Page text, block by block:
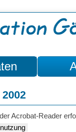
Acrobat-Reader